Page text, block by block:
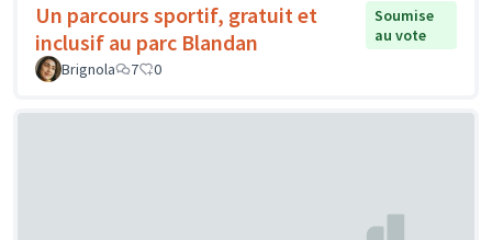
Un parcours sportif, gratuit et
inclusif au parc Blandan
Soumise
au vote
Brignola
7 0